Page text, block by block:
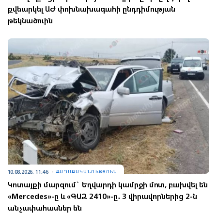
քվեարկել ԱԺ փոխնախագահի ընդդիմության
թեկնածուին
10.08.2026, 11:46 ՔԱՂԱՔԱԿԱՆՈՒԹՅՈՒՆ
Կոտայքի մարզում` Եղվարդի կամրջի մոտ, բшխվել են
«Mercedes»-ը և «ԳԱԶ 2410»-ը․ 3 վիրավnրներից 2-ն
անչափահասներ են